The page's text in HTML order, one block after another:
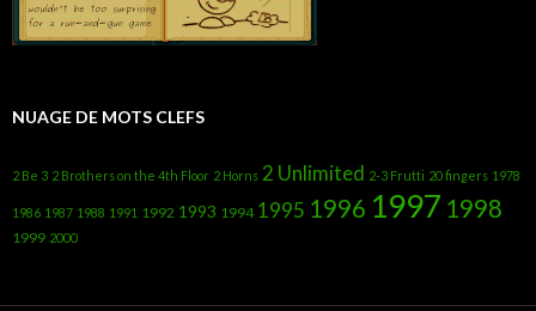
NUAGE DE MOTS CLEFS
2 Be 3 2 Brothers on the 4th Floor 2 Horns 2 Unlimited 2-3 Frutti 20 fingers 1978
1986 1987 1988 1991 1992 1993 1994 1995 1996 1997 1998
1999 2000